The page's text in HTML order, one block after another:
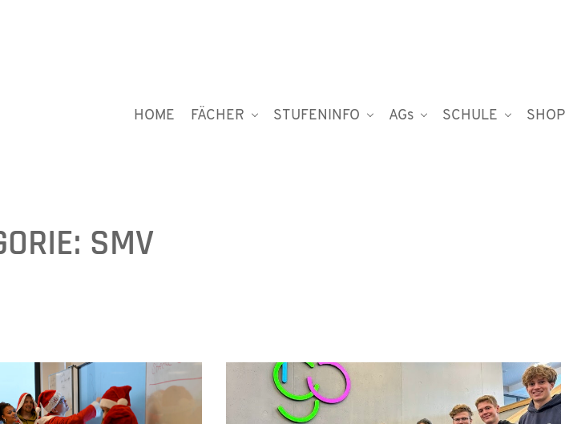
HOME FÄCHER STUFENINFO AGs SCHULE SHOP
SMV